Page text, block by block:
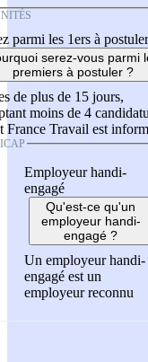
parmi les 1ers à
serez-vous parmi
premiers à postuler ?
de plus de 15 jours,
moins de 4
France Travail est
Employeur handi-
engagé
Qu'est-ce qu'un
employeur handi-
engagé ?
Un employeur handi-
engagé est un
employeur reconnu